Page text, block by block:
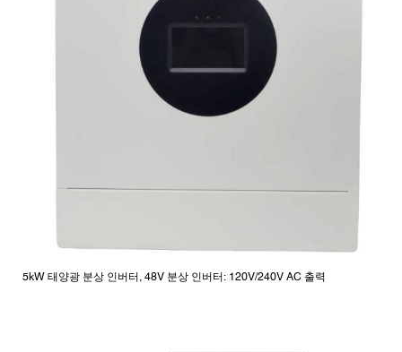
5kW 태양광 분상 인버터, 48V 분상 인버터: 120V/240V AC 출력